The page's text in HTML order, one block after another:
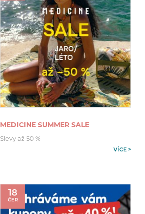
MEDICINE SUMMER SALE
Slevy až 50 %
VÍCE >
18
ČER